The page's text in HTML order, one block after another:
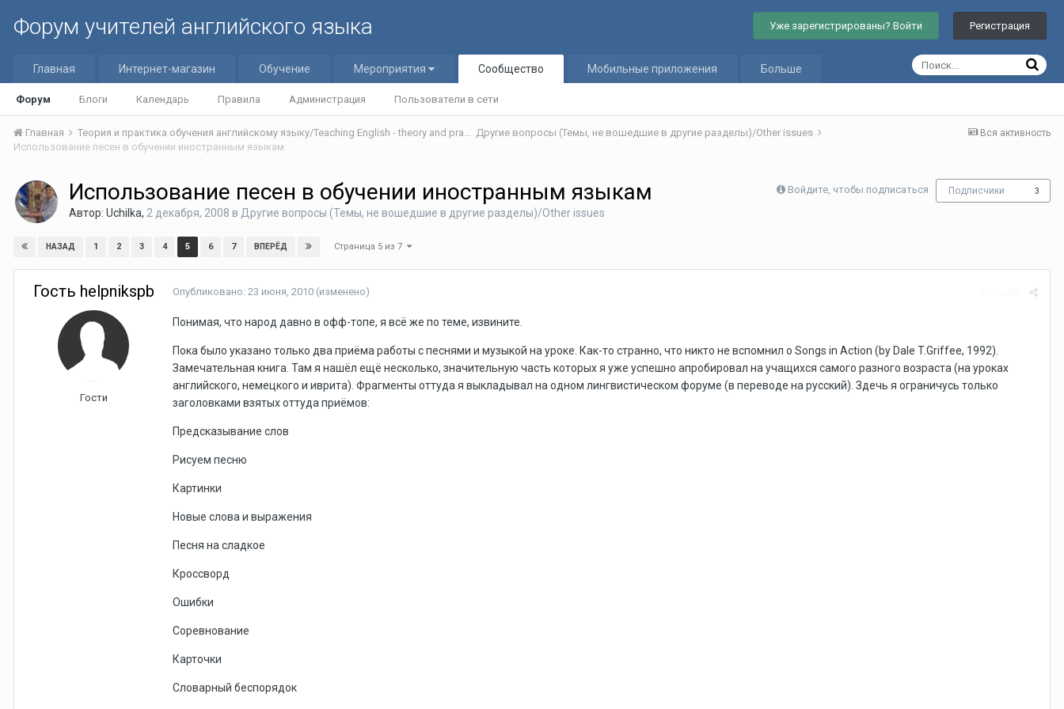
Форум учителей английского языка Уже зарегистрированы? Войти Регистрация
Главная Интернет-магазин Обучение Мероприятия Сообщество
Форум Блоги Календарь Правила Администрация Пользователи в сети
Мобильные приложения Больше
Вся активность
Главная Теория и практика обучения английскому языку/Teaching English - theory and practice Другие вопросы (Темы, не вошедшие в другие разделы)/Other issues
Использование песен в обучении иностранным языкам
Войдите, чтобы подписаться Подписчики 3
Использование песен в обучении иностранным языкам
Автор: Uchilka, 2 декабря, 2008 в Другие вопросы (Темы, не вошедшие в другие разделы)/Other issues
НАЗАД 1 2 3 4 5 6 7 ВПЕРЁД Страница 5 из 7
Гость helpnikspb
Гости
Опубликовано: 23 июня, 2010 (изменено)
Понимая, что народ давно в офф-топе, я всё же по теме, извините.
Пока было указано только два приёма работы с песнями и музыкой на уроке. Как-то странно, что никто не вспомнил о Songs in Action (by Dale T.Griffee, 1992).
Замечательная книга. Там я нашёл ещё несколько, значительную часть которых я уже успешно апробировал на учащихся самого разного возраста (на уроках
английского, немецкого и иврита). Фрагменты оттуда я выкладывал на одном лингвистическом форуме (в переводе на русский). Здечь я ограничусь только
заголовками взятых оттуда приёмов:
Предсказывание слов
Рисуем песню
Картинки
Новые слова и выражения
Песня на сладкое
Кроссворд
Ошибки
Соревнование
Карточки
Словарный беспорядок